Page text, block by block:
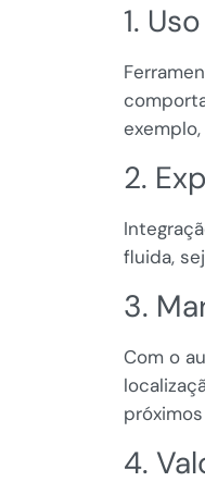
1.
2.
fluida,
3.
Com o
4.